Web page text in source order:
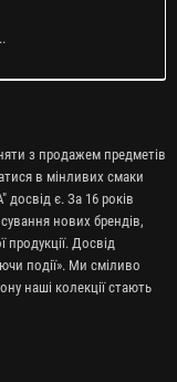
з продажем предметів
в мінливих смаки
досвід є. За 16 років
нових брендів,
Досвід
події». Ми сміливо
наші колекції стають